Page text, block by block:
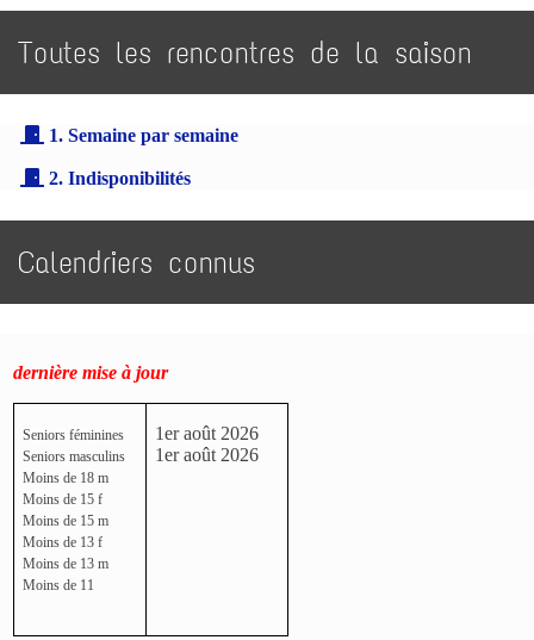
Toutes les rencontres de la saison
1. Semaine par semaine
2. Indisponibilités
Calendriers connus
dernière mise à jour
Seniors féminines
Seniors masculins
Moins de 18 m
Moins de 15 f
Moins de 15 m
Moins de 13 f
Moins de 13 m
Moins de 11
1er août 2026
1er août 2026